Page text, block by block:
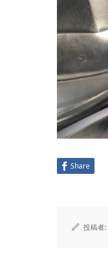
Share
投稿者: